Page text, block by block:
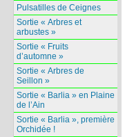
Pulsatilles de Ceignes
Sortie « Arbres et
arbustes »
Sortie « Fruits
d’automne »
Sortie « Arbres de
Seillon »
Sortie « Barlia » en Plaine
de l’Ain
Sortie « Barlia », première
Orchidée !